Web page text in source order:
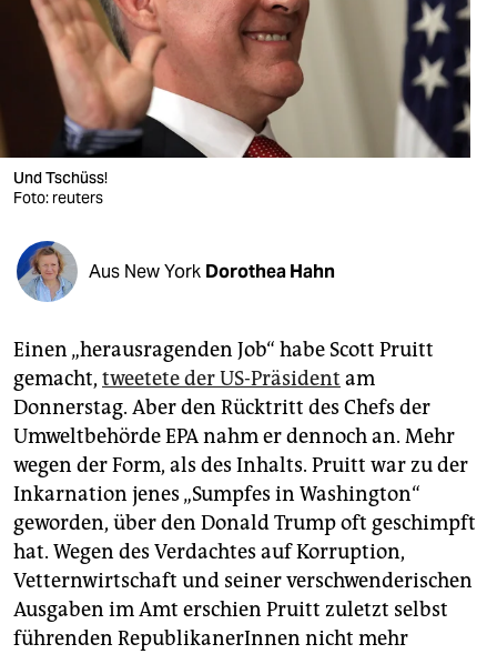
nord
wahrheit
verlag
verlag
veranstaltungen
shop
fragen & hilfe
unterstützen
abo
genossenschaft
epaper login
Und Tschüss!
Foto: reuters
Aus New York Dorothea Hahn
Einen „herausragenden Job“ habe Scott Pruitt
gemacht, tweetete der US-Präsident am
Donnerstag. Aber den Rücktritt des Chefs der
Umweltbehörde EPA nahm er dennoch an. Mehr
wegen der Form, als des Inhalts. Pruitt war zu der
Inkarnation jenes „Sumpfes in Washington“
geworden, über den Donald Trump oft geschimpft
hat. Wegen des Verdachtes auf Korruption,
Vetternwirtschaft und seiner verschwenderischen
Ausgaben im Amt erschien Pruitt zuletzt selbst
führenden RepublikanerInnen nicht mehr